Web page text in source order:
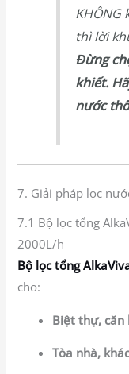
thì lời
Đừng
khiết.
nước
7. Giải pháp lọc
7.1 Bộ lọc tổng
2000L/h
Bộ lọc tổng
cho:
Biệt thự, căn
Tòa nhà,